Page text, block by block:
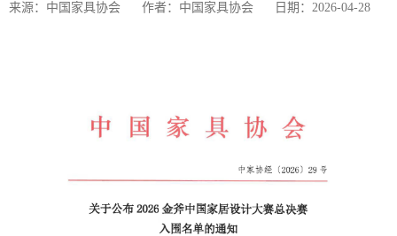
来源：中国家具协会 作者：中国家具协会 日期：2026-04-28